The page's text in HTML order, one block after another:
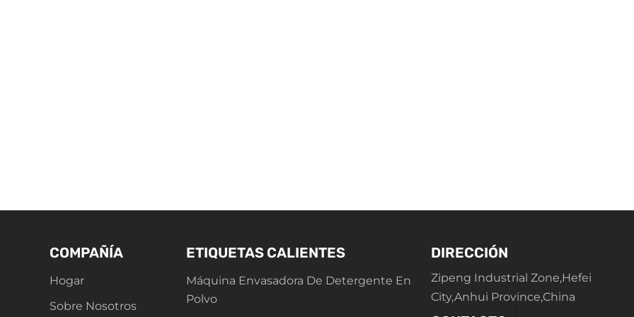
COMPAÑÍA
Hogar
Sobre Nosotros
ETIQUETAS CALIENTES
Máquina Envasadora De Detergente En
Polvo
DIRECCIÓN
Zipeng Industrial Zone,Hefei
City,Anhui Province,China